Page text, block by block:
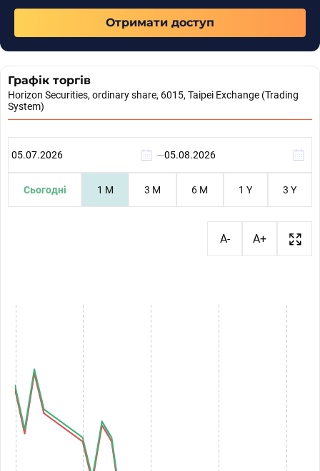
Отримати доступ
Графік торгів
Horizon Securities, ordinary share, 6015, Taipei Exchange (Trading
System)
—
Сьогодні 1 M 3 M 6 M 1 Y 3 Y
A- A+